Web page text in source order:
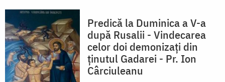
Predică la Duminica a V-a
după Rusalii - Vindecarea
celor doi demonizaţi din
ţinutul Gadarei - Pr. Ion
Cârciuleanu